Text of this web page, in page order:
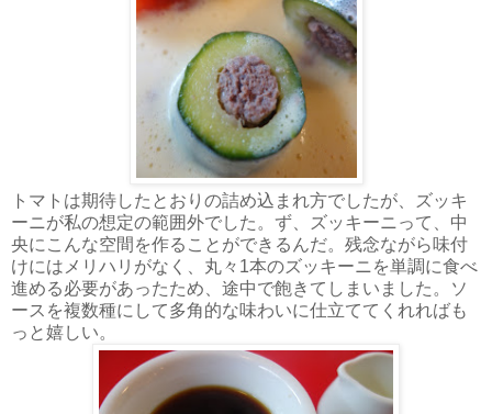
トマトは期待したとおりの詰め込まれ方でしたが、ズッキ
ーニが私の想定の範囲外でした。ず、ズッキーニって、中
央にこんな空間を作ることができるんだ。残念ながら味付
けにはメリハリがなく、丸々1本のズッキーニを単調に食べ
進める必要があったため、途中で飽きてしまいました。ソ
ースを複数種にして多角的な味わいに仕立ててくれればも
っと嬉しい。